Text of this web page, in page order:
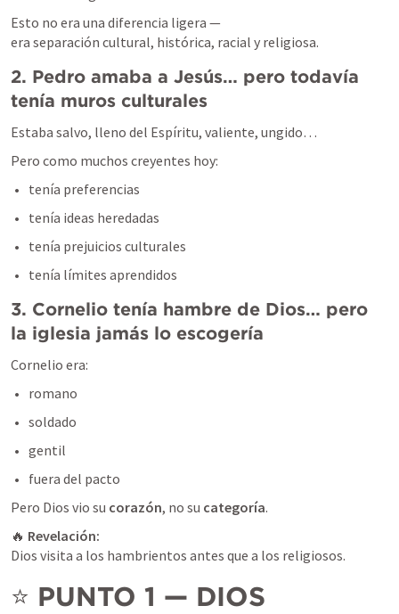
Esto no era una diferencia ligera —
era separación cultural, histórica, racial y religiosa.
2. Pedro amaba a Jesús… pero todavía
tenía muros culturales
Estaba salvo, lleno del Espíritu, valiente, ungido…
Pero como muchos creyentes hoy:
tenía preferencias
tenía ideas heredadas
tenía prejuicios culturales
tenía límites aprendidos
3. Cornelio tenía hambre de Dios… pero
la iglesia jamás lo escogería
Cornelio era:
romano
soldado
gentil
fuera del pacto
Pero Dios vio su corazón, no su categoría.
🔥 Revelación:
Dios visita a los hambrientos antes que a los religiosos.
⭐ PUNTO 1 — DIOS